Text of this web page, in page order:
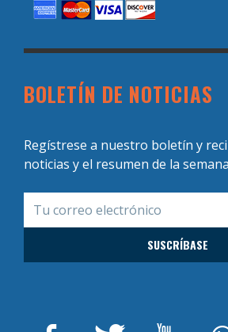
BOLETÍN DE NOTICIAS
Regístrese a nuestro boletín y
noticias y el resumen de la